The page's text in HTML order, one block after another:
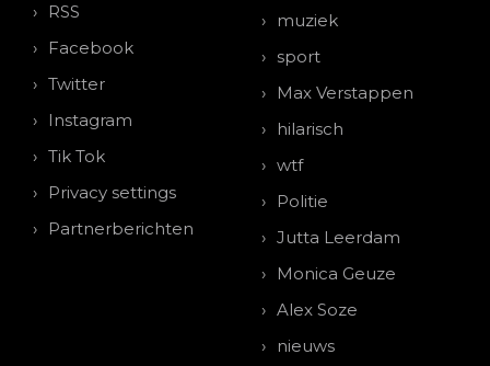
RSS
Facebook
Twitter
Instagram
Tik Tok
Privacy settings
Partnerberichten
muziek
sport
Max Verstappen
hilarisch
wtf
Politie
Jutta Leerdam
Monica Geuze
Alex Soze
nieuws